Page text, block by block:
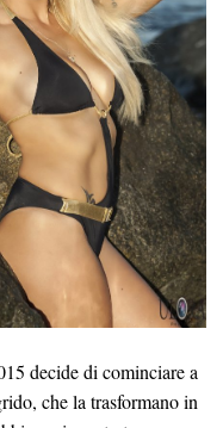
decide di cominciare a
che la trasformano in